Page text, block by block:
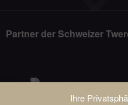
Ihre
Partner der Schweizer